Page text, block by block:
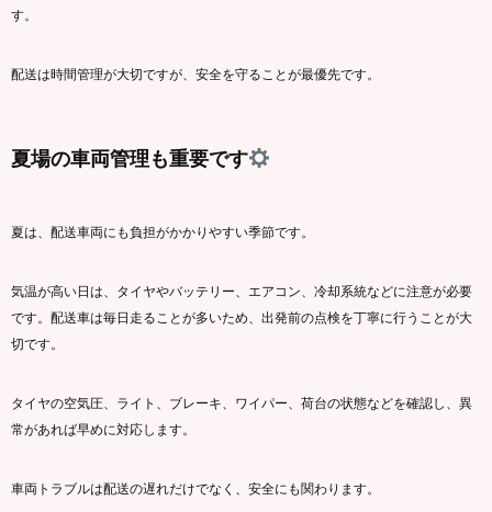
す。
配送は時間管理が大切ですが、安全を守ることが最優先です。
夏場の車両管理も重要です
夏は、配送車両にも負担がかかりやすい季節です。
気温が高い日は、タイヤやバッテリー、エアコン、冷却系統などに注意が必要
です。配送車は毎日走ることが多いため、出発前の点検を丁寧に行うことが大
切です。
タイヤの空気圧、ライト、ブレーキ、ワイパー、荷台の状態などを確認し、異
常があれば早めに対応します。
車両トラブルは配送の遅れだけでなく、安全にも関わります。